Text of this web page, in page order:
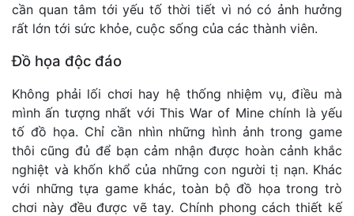
cần quan tâm tới yếu tố thời tiết vì nó có ảnh hưởng
rất lớn tới sức khỏe, cuộc sống của các thành viên.
Đồ họa độc đáo
Không phải lối chơi hay hệ thống nhiệm vụ, điều mà
mình ấn tượng nhất với This War of Mine chính là yếu
tố đồ họa. Chỉ cần nhìn những hình ảnh trong game
thôi cũng đủ để bạn cảm nhận được hoàn cảnh khắc
nghiệt và khốn khổ của những con người tị nạn. Khác
với những tựa game khác, toàn bộ đồ họa trong trò
chơi này đều được vẽ tay. Chính phong cách thiết kế